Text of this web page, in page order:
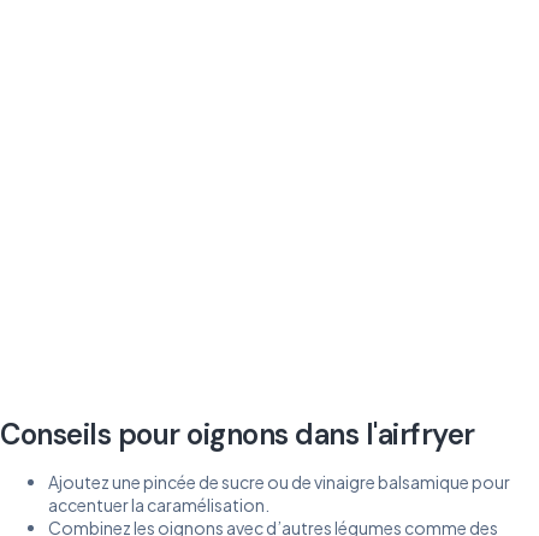
Conseils pour oignons dans l'airfryer
Ajoutez une pincée de sucre ou de vinaigre balsamique pour
accentuer la caramélisation.
Combinez les oignons avec d’autres légumes comme des